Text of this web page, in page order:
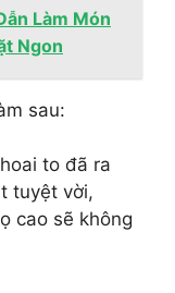
Làm Món
Ngon
sau:
to đã ra
tuyệt vời,
cao sẽ không